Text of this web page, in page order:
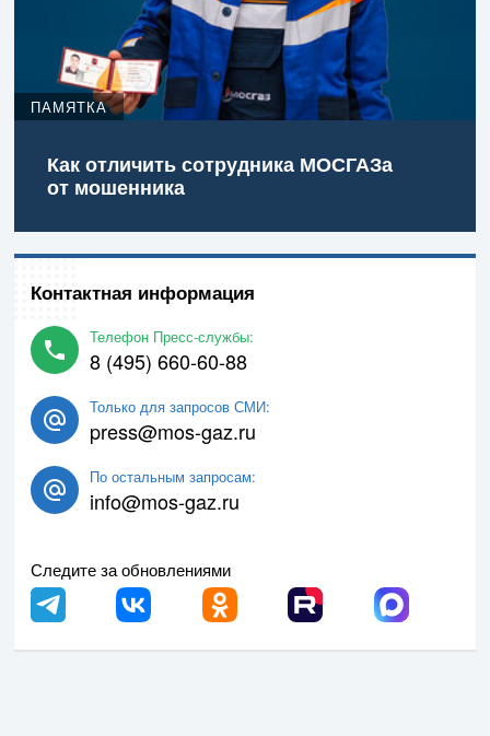
ПАМЯТКА
Как отличить сотрудника МОСГАЗа
от мошенника
Контактная информация
Телефон Пресс-службы:
8 (495) 660-60-88
Только для запросов СМИ:
press@mos-gaz.ru
По остальным запросам:
info@mos-gaz.ru
Следите за обновлениями